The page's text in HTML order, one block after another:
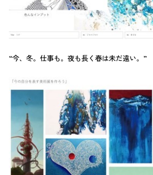
“今、冬。仕事も。夜も長く春は未だ遠い。”